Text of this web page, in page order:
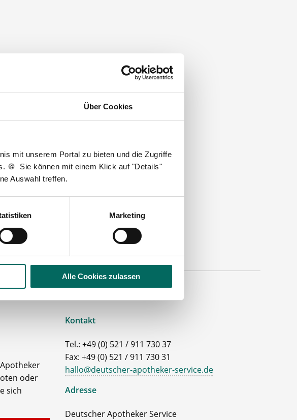
Über Cookies
mit unserem Portal zu bieten und die Zugriffe
🍪 Sie können mit einem Klick auf "Details"
Auswahl treffen.
Marketing
Alle Cookies zulassen
alsPTA .
oder
sich
Kontakt
Tel.: +49 (0) 521 / 911 730 37
Fax: +49 (0) 521 / 911 730 31
hallo@deutscher-apotheker-service.de
Adresse
Deutscher Apotheker Service